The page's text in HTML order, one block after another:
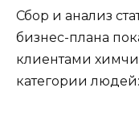
Сбор и анализ
бизнес-плана
клиентами
категории людей: